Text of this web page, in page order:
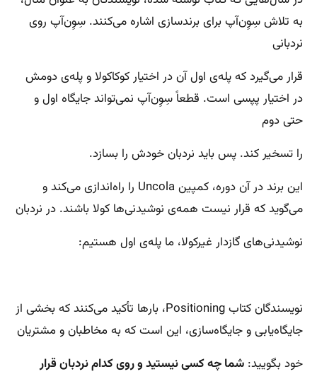
به تلاش سِوِن‌آپ برای برندسازی اشاره می‌کنند. سِوِن‌آپ روی
نردبانی
قرار می‌گیرد که پله‌ی اول آن در اختیار کوکاکولا و پله‌ی دومش
در اختیار پپسی است. قطعاً سِوِن‌آپ نمی‌تواند جایگاه اول و
حتی دوم
را تسخیر کند. پس باید نردبان خودش را بسازد.
این برند در آن دوره، کمپین Uncola را راه‌اندازی می‌کند و
می‌گوید که قرار نیست همه‌ی نوشیدنی‌ها کولا باشند. در نردبان
نوشیدنی‌های گازدار غیرکولا، ما پله‌ی اول هستیم:
نویسندگان کتاب Positioning، بارها تأکید می‌کنند که بخشی از
جایگاه‌یابی و جایگاه‌سازی، این است که به مخاطبان و مشتریان
خود بگویید: شما چه کسی نیستید و روی کدام نردبان قرار